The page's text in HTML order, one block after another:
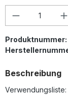
Produkt
Produktnummer:
Beschreibung